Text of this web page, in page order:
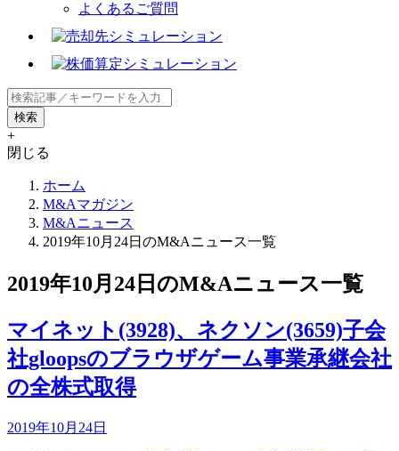
よくあるご質問
+
閉じる
ホーム
M&Aマガジン
M&Aニュース
2019年10月24日のM&Aニュース一覧
2019年10月24日のM&Aニュース一覧
マイネット(3928)、ネクソン(3659)子会
社gloopsのブラウザゲーム事業承継会社
の全株式取得
2019年10月24日